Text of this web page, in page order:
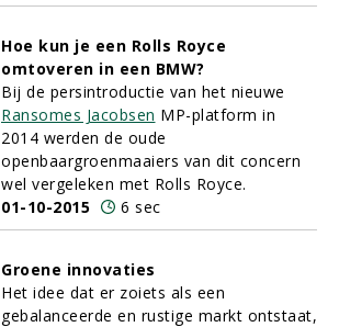
Hoe kun je een Rolls Royce
omtoveren in een BMW?
Bij de persintroductie van het nieuwe
Ransomes Jacobsen MP-platform in
2014 werden de oude
openbaargroenmaaiers van dit concern
wel vergeleken met Rolls Royce.
01-10-2015
6 sec
Groene innovaties
Het idee dat er zoiets als een
gebalanceerde en rustige markt ontstaat,